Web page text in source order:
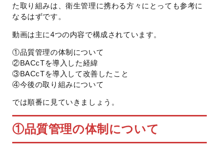
た取り組みは、衛生管理に携わる方々にとっても参考に
なるはずです。
動画は主に4つの内容で構成されています。
①品質管理の体制について
②BACcTを導入した経緯
③BACcTを導入して改善したこと
④今後の取り組みについて
では順番に見ていきましょう。
①品質管理の体制について